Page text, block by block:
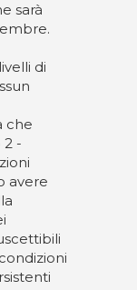
sarà
di
che
-
avere